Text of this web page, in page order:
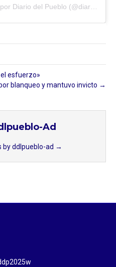
el esfuerzo»
por blanqueo y mantuvo invicto →
Ad
by ddlpueblo-ad →